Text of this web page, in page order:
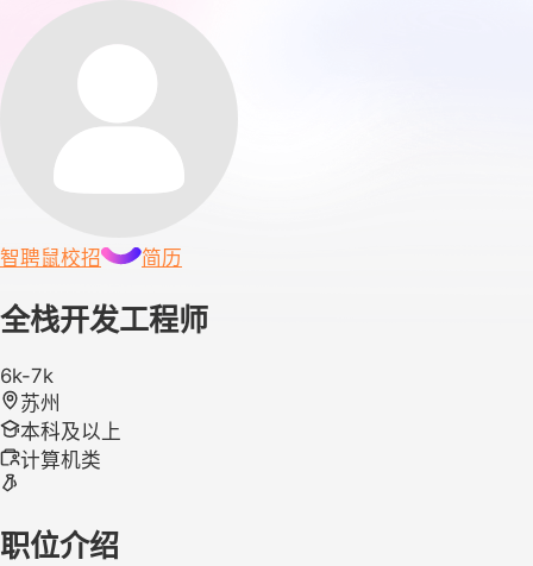
智聘鼠校招 简历
全栈开发工程师
6k-7k
苏州
本科及以上
计算机类
职位介绍